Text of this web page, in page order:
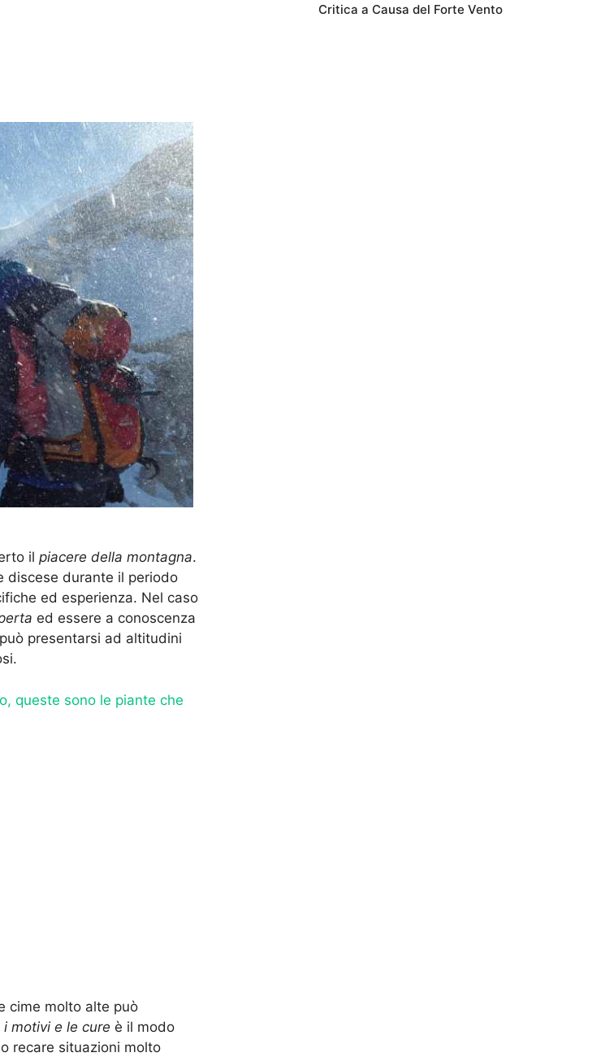
il piacere della montagna.
discese durante il periodo
ed esperienza. Nel caso
ed essere a conoscenza
presentarsi ad altitudini
queste sono le piante che
cime molto alte può
motivi e le cure è il modo
recare situazioni molto
Critica a Causa del Forte Vento